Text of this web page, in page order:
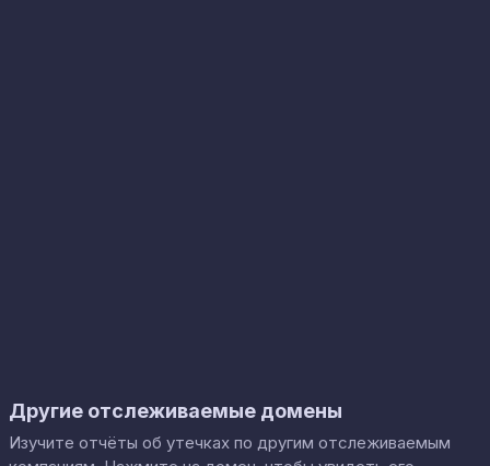
Другие отслеживаемые домены
Изучите отчёты об утечках по другим отслеживаемым